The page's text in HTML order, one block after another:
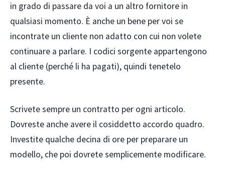
in grado di passare da voi a un altro fornitore in
qualsiasi momento. È anche un bene per voi se
incontrate un cliente non adatto con cui non volete
continuare a parlare. I codici sorgente appartengono
al cliente (perché li ha pagati), quindi tenetelo
presente.
Scrivete sempre un contratto per ogni articolo.
Dovreste anche avere il cosiddetto accordo quadro.
Investite qualche decina di ore per preparare un
modello, che poi dovrete semplicemente modificare.